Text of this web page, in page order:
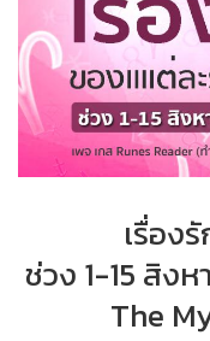
เรื่อง
ช่วง 1-15 สิง
The